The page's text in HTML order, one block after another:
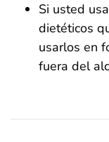
Si usted
dietéticos
usarlos en
fuera del